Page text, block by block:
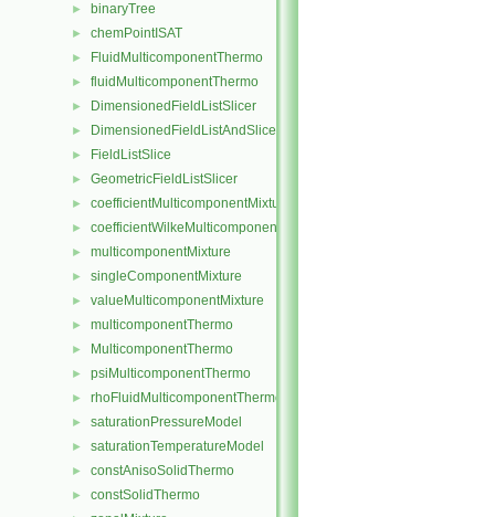
► binaryTree
► chemPointISAT
► FluidMulticomponentThermo
► fluidMulticomponentThermo
► DimensionedFieldListSlicer
► DimensionedFieldListAndSlicer
► FieldListSlice
► GeometricFieldListSlicer
► coefficientMulticomponentMixture
► coefficientWilkeMulticomponentMixture
► multicomponentMixture
► singleComponentMixture
► valueMulticomponentMixture
► multicomponentThermo
► MulticomponentThermo
► psiMulticomponentThermo
► rhoFluidMulticomponentThermo
► saturationPressureModel
► saturationTemperatureModel
► constAnisoSolidThermo
► constSolidThermo